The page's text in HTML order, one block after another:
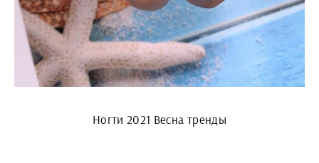
Ногти 2021 Весна тренды